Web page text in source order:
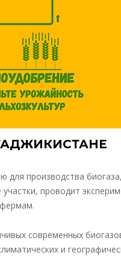
для производства
проводит
современных
и